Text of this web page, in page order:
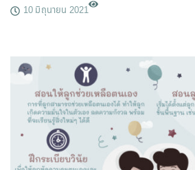
10 มิถุนายน 2021